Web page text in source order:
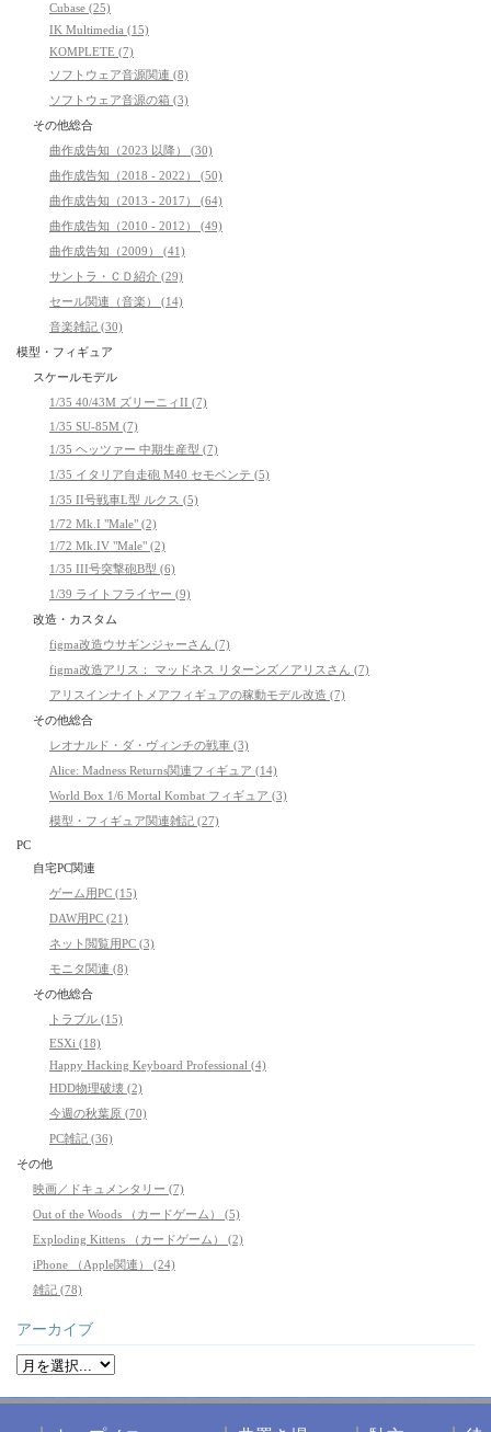
Cubase (25)
IK Multimedia (15)
KOMPLETE (7)
ソフトウェア音源関連 (8)
ソフトウェア音源の箱 (3)
その他総合
曲作成告知（2023 以降） (30)
曲作成告知（2018 - 2022） (50)
曲作成告知（2013 - 2017） (64)
曲作成告知（2010 - 2012） (49)
曲作成告知（2009） (41)
サントラ・ＣＤ紹介 (29)
セール関連（音楽） (14)
音楽雑記 (30)
模型・フィギュア
スケールモデル
1/35 40/43M ズリーニィII (7)
1/35 SU-85M (7)
1/35 ヘッツァー 中期生産型 (7)
1/35 イタリア自走砲 M40 セモベンテ (5)
1/35 II号戦車L型 ルクス (5)
1/72 Mk.I "Male" (2)
1/72 Mk.IV "Male" (2)
1/35 III号突撃砲B型 (6)
1/39 ライトフライヤー (9)
改造・カスタム
figma改造ウサギンジャーさん (7)
figma改造アリス： マッドネス リターンズ／アリスさん (7)
アリスインナイトメアフィギュアの稼動モデル改造 (7)
その他総合
レオナルド・ダ・ヴィンチの戦車 (3)
Alice: Madness Returns関連フィギュア (14)
World Box 1/6 Mortal Kombat フィギュア (3)
模型・フィギュア関連雑記 (27)
PC
自宅PC関連
ゲーム用PC (15)
DAW用PC (21)
ネット閲覧用PC (3)
モニタ関連 (8)
その他総合
トラブル (15)
ESXi (18)
Happy Hacking Keyboard Professional (4)
HDD物理破壊 (2)
今週の秋葉原 (70)
PC雑記 (36)
その他
映画／ドキュメンタリー (7)
Out of the Woods （カードゲーム） (5)
Exploding Kittens （カードゲーム） (2)
iPhone （Apple関連） (24)
雑記 (78)
アーカイブ